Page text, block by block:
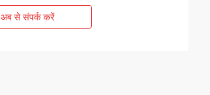
अब से संपर्क करें